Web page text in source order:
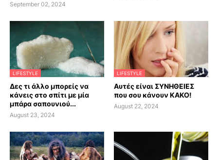
September 02, 2024
LIFESTYLE
Δες τι άλλο μπορείς να
κάνεις στο σπίτι με μία
μπάρα σαπουνιού...
August 23, 2024
LIFESTYLE
Αυτές είναι ΣΥΝΗΘΕΙΕΣ
που σου κάνουν ΚΑΚΟ!
August 22, 2024